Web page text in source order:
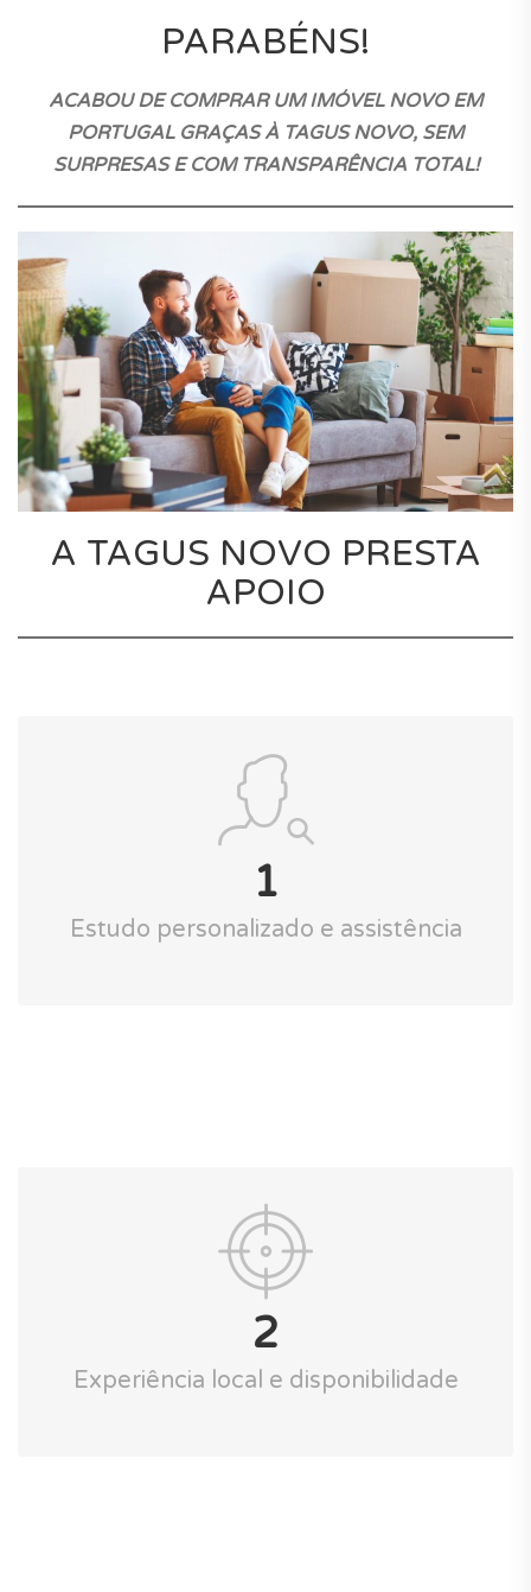
PARABÉNS!
ACABOU DE COMPRAR UM IMÓVEL NOVO EM
PORTUGAL GRAÇAS À TAGUS NOVO, SEM
SURPRESAS E COM TRANSPARÊNCIA TOTAL!
A TAGUS NOVO PRESTA
APOIO
1
Estudo personalizado e assistência
2
Experiência local e disponibilidade